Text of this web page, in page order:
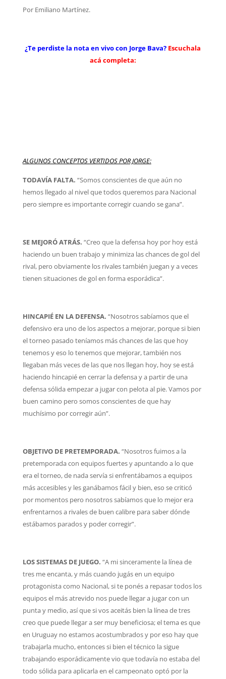
Por Emiliano Martínez.
¿Te perdiste la nota en vivo con Jorge Bava? Escuchala
acá completa:
ALGUNOS CONCEPTOS VERTIDOS POR JORGE:
TODAVÍA FALTA. “Somos conscientes de que aún no
hemos llegado al nivel que todos queremos para Nacional
pero siempre es importante corregir cuando se gana”.
SE MEJORÓ ATRÁS. “Creo que la defensa hoy por hoy está
haciendo un buen trabajo y minimiza las chances de gol del
rival, pero obviamente los rivales también juegan y a veces
tienen situaciones de gol en forma esporádica”.
HINCAPIÉ EN LA DEFENSA. “Nosotros sabíamos que el
defensivo era uno de los aspectos a mejorar, porque si bien
el torneo pasado teníamos más chances de las que hoy
tenemos y eso lo tenemos que mejorar, también nos
llegaban más veces de las que nos llegan hoy, hoy se está
haciendo hincapié en cerrar la defensa y a partir de una
defensa sólida empezar a jugar con pelota al pie. Vamos por
buen camino pero somos conscientes de que hay
muchísimo por corregir aún”.
OBJETIVO DE PRETEMPORADA. “Nosotros fuimos a la
pretemporada con equipos fuertes y apuntando a lo que
era el torneo, de nada servía si enfrentábamos a equipos
más accesibles y les ganábamos fácil y bien, eso se criticó
por momentos pero nosotros sabíamos que lo mejor era
enfrentarnos a rivales de buen calibre para saber dónde
estábamos parados y poder corregir”.
LOS SISTEMAS DE JUEGO. “A mi sinceramente la línea de
tres me encanta, y más cuando jugás en un equipo
protagonista como Nacional, si te ponés a repasar todos los
equipos el más atrevido nos puede llegar a jugar con un
punta y medio, así que si vos aceitás bien la línea de tres
creo que puede llegar a ser muy beneficiosa; el tema es que
en Uruguay no estamos acostumbrados y por eso hay que
trabajarla mucho, entonces si bien el técnico la sigue
trabajando esporádicamente vio que todavía no estaba del
todo sólida para aplicarla en el campeonato optó por la